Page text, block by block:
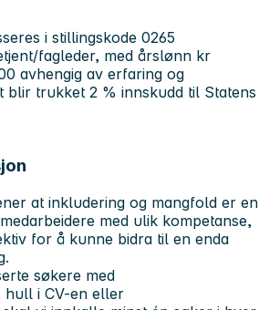
i stillingskode 0265
fagleder, med årslønn kr
avhengig av erfaring og
blir trukket 2 % innskudd til Statens
at inkludering og mangfold er en
med ulik kompetanse,
for å kunne bidra til en enda
søkere med
hull i CV-en eller